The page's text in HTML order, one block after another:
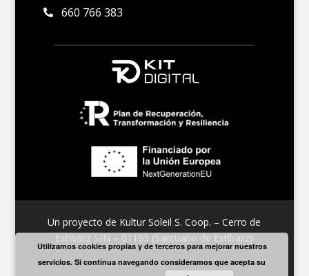
 660 766 383
Un proyecto de Kultur Soleil S. Coop. – Cerro de
Estíbaliz S/N – 01193 (Santuario de Estíbaliz)
Utilizamos cookies propias y de terceros para mejorar nuestros
servicios. Si continua navegando consideramos que acepta su